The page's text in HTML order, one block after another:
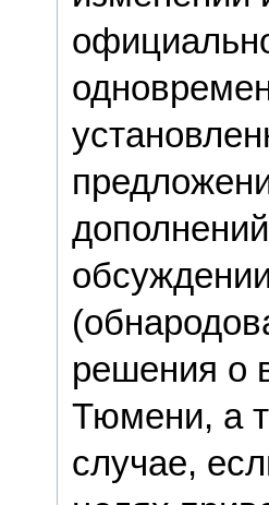
решения о
Тюмени, а
случае,